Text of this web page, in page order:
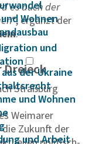
Wohnen
und
der Ukraine
und Wohnen
und Arbeit
es auch der
“, ergänzt der
.
Straßburg
Weimarer
Zukunft der